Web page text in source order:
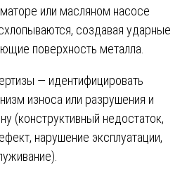
или масляном насосе
создавая ударные
поверхность металла.
— идентифицировать
износа или разрушения и
(конструктивный недостаток,
нарушение эксплуатации,